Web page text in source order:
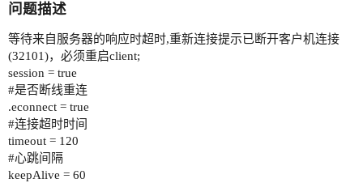
问题描述
等待来自服务器的响应时超时,重新连接提示已断开客户机连接
(32101)，必须重启client;
session = true
#是否断线重连
.econnect = true
#连接超时时间
timeout = 120
#心跳间隔
keepAlive = 60